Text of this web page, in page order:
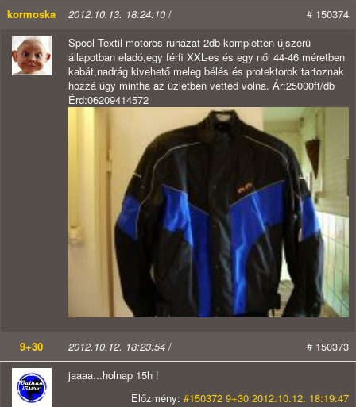
kormoska 2012.10.13. 18:24:10 /
# 150374
Spool Textil motoros ruházat 2db kompletten újszerü
állapotban eladó,egy férfi XXL-es és egy női 44-46 méretben
kabát,nadrág kivehető meleg bélés és protektorok tartoznak
hozzá úgy mintha az üzletben vetted volna. Ár:25000ft/db
Érd:06209414572
9+30 2012.10.12. 18:23:54 /
# 150373
jaaaa...holnap 15h !
Előzmény: #150372 9+30 2012.10.12. 18:19:47